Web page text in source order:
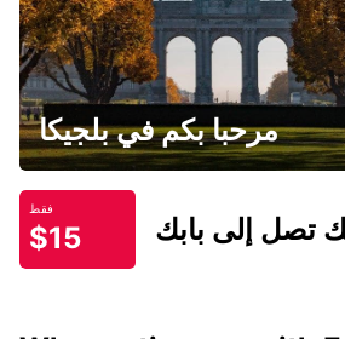
مرحبا بكم في بلجيكا
فقط
$15 تصل إلى بابك